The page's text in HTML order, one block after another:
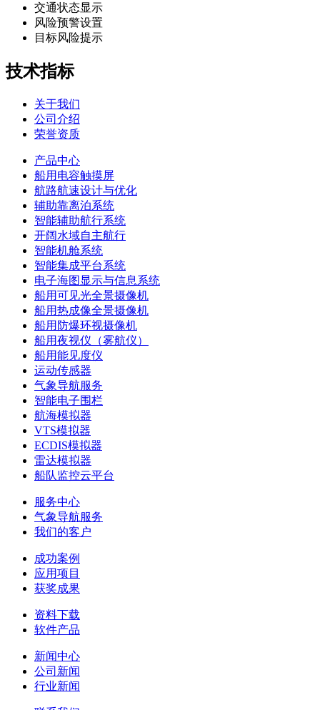
交通状态显示
风险预警设置
目标风险提示
技术指标
关于我们
公司介绍
荣誉资质
产品中心
船用电容触摸屏
航路航速设计与优化
辅助靠离泊系统
智能辅助航行系统
开阔水域自主航行
智能机舱系统
智能集成平台系统
电子海图显示与信息系统
船用可见光全景摄像机
船用热成像全景摄像机
船用防爆环视摄像机
船用夜视仪（雾航仪）
船用能见度仪
运动传感器
气象导航服务
智能电子围栏
航海模拟器
VTS模拟器
ECDIS模拟器
雷达模拟器
船队监控云平台
服务中心
气象导航服务
我们的客户
成功案例
应用项目
获奖成果
资料下载
软件产品
新闻中心
公司新闻
行业新闻